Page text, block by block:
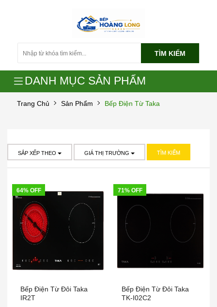
TÌM KIẾM
DANH MỤC SẢN PHẨM
Trang Chủ Sản Phẩm Bếp Điện Từ Taka
SẮP XẾP THEO GIÁ THỊ TRƯỜNG TÌM KIẾM
64% OFF
Bếp Điện Từ Đôi Taka
IR2T
71% OFF
Bếp Điện Từ Đôi Taka
TK-I02C2